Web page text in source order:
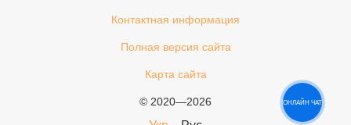
Контактная информация
Полная версия сайта
Карта сайта
© 2020—2026 ОНЛАЙН ЧАТ